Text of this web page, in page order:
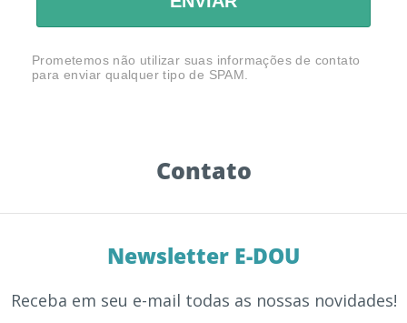
Contato
Prometemos não utilizar suas informações de contato
para enviar qualquer tipo de SPAM.
Newsletter E-DOU
Receba em seu e-mail todas as nossas novidades!